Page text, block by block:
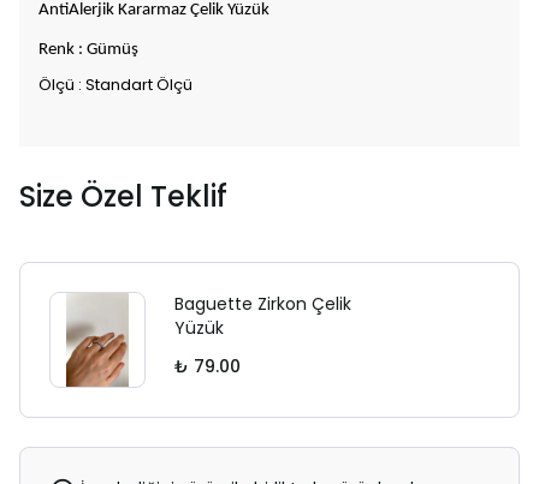
AntiAlerjik Kararmaz Çelik Yüzük
Renk : Gümüş
Ölçü : Standart Ölçü
Size Özel Teklif
Baguette Zirkon Çelik
Yüzük
₺ 79.00